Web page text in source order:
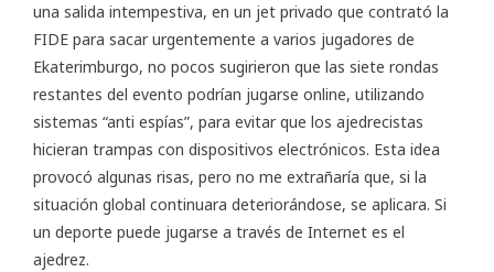
una salida intempestiva, en un jet privado que contrató la
FIDE para sacar urgentemente a varios jugadores de
Ekaterimburgo, no pocos sugirieron que las siete rondas
restantes del evento podrían jugarse online, utilizando
sistemas “anti espías”, para evitar que los ajedrecistas
hicieran trampas con dispositivos electrónicos. Esta idea
provocó algunas risas, pero no me extrañaría que, si la
situación global continuara deteriorándose, se aplicara. Si
un deporte puede jugarse a través de Internet es el
ajedrez.